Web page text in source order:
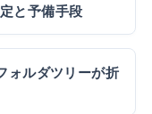
と予備手段
ォルダツリーが折